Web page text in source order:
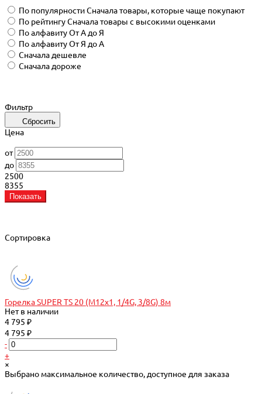
По популярностиСначала товары, которые чаще покупают
По рейтингуСначала товары с высокими оценками
По алфавитуОт А до Я
По алфавитуОт Я до А
Сначала дешевле
Сначала дороже
Фильтр
Сбросить
Цена
от
до
2500
8355
Показать
Сортировка
Горелка SUPER TS 20 (M12x1, 1/4G, 3/8G) 8м
Нет в наличии
4 795 ₽
4 795 ₽
-
+
×
Выбрано максимальное количество, доступное для заказа